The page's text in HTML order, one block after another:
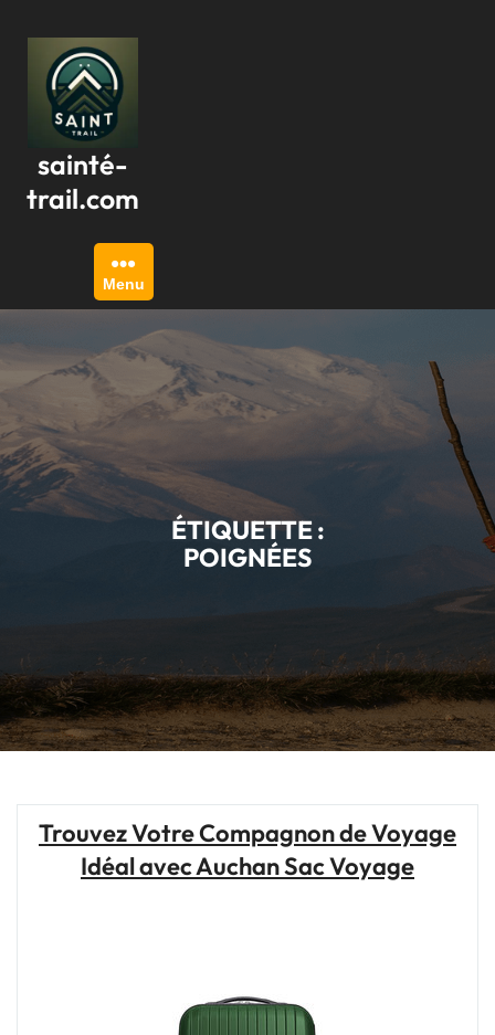
contenu
sainté-
trail.com
Menu
ÉTIQUETTE :
POIGNÉES
Trouvez Votre Compagnon de Voyage
Idéal avec Auchan Sac Voyage